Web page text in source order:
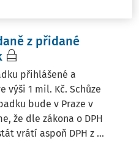
z přidané
přihlášené a
výši 1 mil. Kč. Schůze
bude v Praze v
že dle zákona o DPH
vrátí aspoň DPH z ...